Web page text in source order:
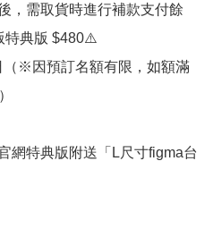
，需取貨時進行補款支付餘
特典版 $480⚠️
※因預訂名額有限，如額滿
網特典版附送「L尺寸figma台